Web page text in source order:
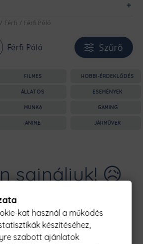
/ Férfi / Férfi Póló
Férfi Póló Szűrő
FILMES HOBBI-ÉRDEKLŐDÉS
ÁLLATOS ESEMÉNYEK
MUNKA GAMING
ANIME JÁRMŰVEK
sajnáljuk! 😥
"climbing text
kat használ a működés
készítéséhez,
szabott ajánlatok